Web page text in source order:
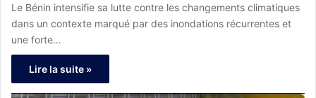
Le Bénin intensifie sa lutte contre les changements climatiques
dans un contexte marqué par des inondations récurrentes et
une forte…
Lire la suite »